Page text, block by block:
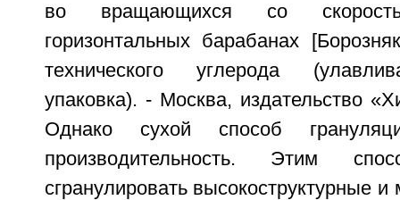
во вращающихся со
горизонтальных барабанах
технического углерода
упаковка). - Москва, издательство
Однако сухой способ
производительность. Этим
сгранулировать высокоструктурные